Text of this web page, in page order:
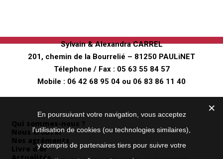
"Au fer à Cheval"
Sylvain & Alexandra CARREL
201, chemin de la Bourrelié – 81250 PAULiNET
Télephone / Fax : 05 63 55 84 57
Mobile : 06 42 68 95 04 ou 06 83 86 11 40
Informations
Qui sommes-nous ?
Nous trouver
Nos agréments
Livre d’or
En poursuivant votre navigation, vous acceptez
l'utilisation de cookies (ou technologies similaires),
y compris de partenaires tiers pour suivre votre